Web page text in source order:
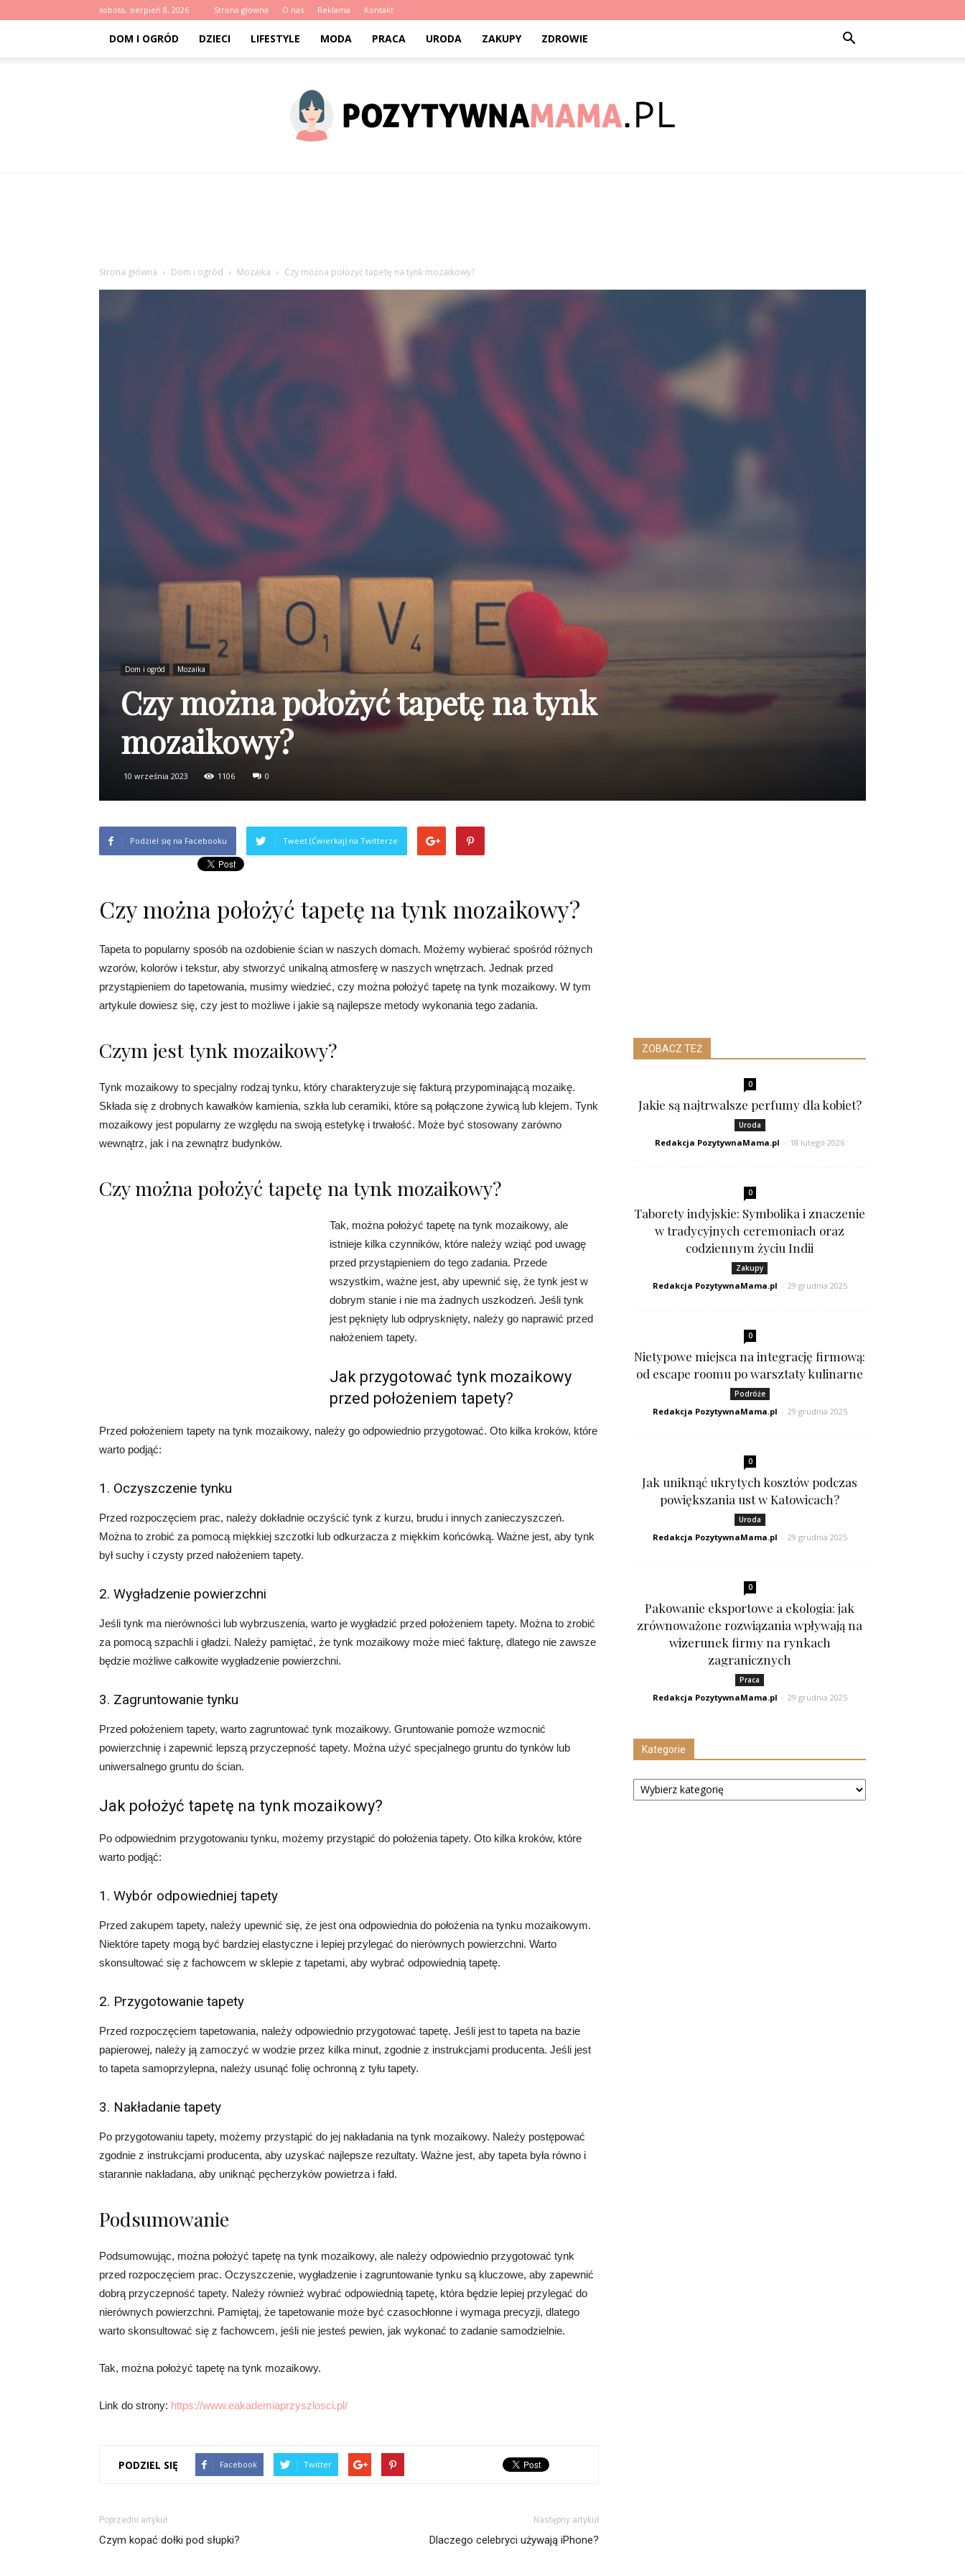
sobota, sierpień 8, 2026 Strona główna O nas Reklama Kontakt
DOM I OGRÓD DZIECI LIFESTYLE MODA PRACA URODA ZAKUPY ZDROWIE
Strona główna Dom i ogród Mozaika Czy można położyć tapetę na tynk mozaikowy?
Dom i ogród Mozaika
Czy można położyć tapetę na tynk
mozaikowy?
10 września 2023 1106 0
Podziel się na Facebooku Tweet (Ćwierkaj) na Twitterze
Czy można położyć tapetę na tynk mozaikowy?
Tapeta to popularny sposób na ozdobienie ścian w naszych domach. Możemy wybierać spośród różnych
wzorów, kolorów i tekstur, aby stworzyć unikalną atmosferę w naszych wnętrzach. Jednak przed
przystąpieniem do tapetowania, musimy wiedzieć, czy można położyć tapetę na tynk mozaikowy. W tym
artykule dowiesz się, czy jest to możliwe i jakie są najlepsze metody wykonania tego zadania.
Czym jest tynk mozaikowy?
Tynk mozaikowy to specjalny rodzaj tynku, który charakteryzuje się fakturą przypominającą mozaikę.
Składa się z drobnych kawałków kamienia, szkła lub ceramiki, które są połączone żywicą lub klejem. Tynk
mozaikowy jest popularny ze względu na swoją estetykę i trwałość. Może być stosowany zarówno
wewnątrz, jak i na zewnątrz budynków.
Czy można położyć tapetę na tynk mozaikowy?
Tak, można położyć tapetę na tynk mozaikowy, ale
istnieje kilka czynników, które należy wziąć pod uwagę
przed przystąpieniem do tego zadania. Przede
wszystkim, ważne jest, aby upewnić się, że tynk jest w
dobrym stanie i nie ma żadnych uszkodzeń. Jeśli tynk
jest pęknięty lub odprysknięty, należy go naprawić przed
nałożeniem tapety.
Jak przygotować tynk mozaikowy
przed położeniem tapety?
Przed położeniem tapety na tynk mozaikowy, należy go odpowiednio przygotować. Oto kilka kroków, które
warto podjąć:
1. Oczyszczenie tynku
Przed rozpoczęciem prac, należy dokładnie oczyścić tynk z kurzu, brudu i innych zanieczyszczeń.
Można to zrobić za pomocą miękkiej szczotki lub odkurzacza z miękkim końcówką. Ważne jest, aby tynk
był suchy i czysty przed nałożeniem tapety.
2. Wygładzenie powierzchni
Jeśli tynk ma nierówności lub wybrzuszenia, warto je wygładzić przed położeniem tapety. Można to zrobić
za pomocą szpachli i gładzi. Należy pamiętać, że tynk mozaikowy może mieć fakturę, dlatego nie zawsze
będzie możliwe całkowite wygładzenie powierzchni.
3. Zagruntowanie tynku
Przed położeniem tapety, warto zagruntować tynk mozaikowy. Gruntowanie pomoże wzmocnić
powierzchnię i zapewnić lepszą przyczepność tapety. Można użyć specjalnego gruntu do tynków lub
uniwersalnego gruntu do ścian.
Jak położyć tapetę na tynk mozaikowy?
Po odpowiednim przygotowaniu tynku, możemy przystąpić do położenia tapety. Oto kilka kroków, które
warto podjąć:
1. Wybór odpowiedniej tapety
Przed zakupem tapety, należy upewnić się, że jest ona odpowiednia do położenia na tynku mozaikowym.
Niektóre tapety mogą być bardziej elastyczne i lepiej przylegać do nierównych powierzchni. Warto
skonsultować się z fachowcem w sklepie z tapetami, aby wybrać odpowiednią tapetę.
2. Przygotowanie tapety
Przed rozpoczęciem tapetowania, należy odpowiednio przygotować tapetę. Jeśli jest to tapeta na bazie
papierowej, należy ją zamoczyć w wodzie przez kilka minut, zgodnie z instrukcjami producenta. Jeśli jest
to tapeta samoprzylepna, należy usunąć folię ochronną z tyłu tapety.
3. Nakładanie tapety
Po przygotowaniu tapety, możemy przystąpić do jej nakładania na tynk mozaikowy. Należy postępować
zgodnie z instrukcjami producenta, aby uzyskać najlepsze rezultaty. Ważne jest, aby tapeta była równo i
starannie nakładana, aby uniknąć pęcherzyków powietrza i fałd.
Podsumowanie
Podsumowując, można położyć tapetę na tynk mozaikowy, ale należy odpowiednio przygotować tynk
przed rozpoczęciem prac. Oczyszczenie, wygładzenie i zagruntowanie tynku są kluczowe, aby zapewnić
dobrą przyczepność tapety. Należy również wybrać odpowiednią tapetę, która będzie lepiej przylegać do
nierównych powierzchni. Pamiętaj, że tapetowanie może być czasochłonne i wymaga precyzji, dlatego
warto skonsultować się z fachowcem, jeśli nie jesteś pewien, jak wykonać to zadanie samodzielnie.
Tak, można położyć tapetę na tynk mozaikowy.
Link do strony: https://www.eakademiaprzyszlosci.pl/
PODZIEL SIĘ Facebook Twitter
Poprzedni artykuł
Czym kopać dołki pod słupki?
Następny artykuł
Dlaczego celebryci używają iPhone?
ZOBACZ TEŻ
0
Jakie są najtrwalsze perfumy dla kobiet?
Uroda
Redakcja PozytywnaMama.pl - 18 lutego 2026
0
Taborety indyjskie: Symbolika i znaczenie
w tradycyjnych ceremoniach oraz
codziennym życiu Indii
Zakupy
Redakcja PozytywnaMama.pl - 29 grudnia 2025
0
Nietypowe miejsca na integrację firmową:
od escape roomu po warsztaty kulinarne
Podróże
Redakcja PozytywnaMama.pl - 29 grudnia 2025
0
Jak uniknąć ukrytych kosztów podczas
powiększania ust w Katowicach?
Uroda
Redakcja PozytywnaMama.pl - 29 grudnia 2025
0
Pakowanie eksportowe a ekologia: jak
zrównoważone rozwiązania wpływają na
wizerunek firmy na rynkach
zagranicznych
Praca
Redakcja PozytywnaMama.pl - 29 grudnia 2025
Kategorie
Kategorie